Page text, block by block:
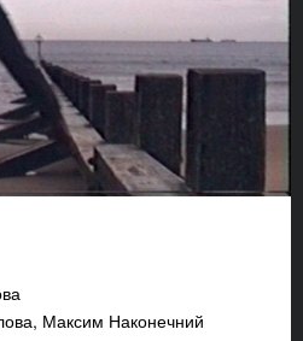
Максим Наконечний